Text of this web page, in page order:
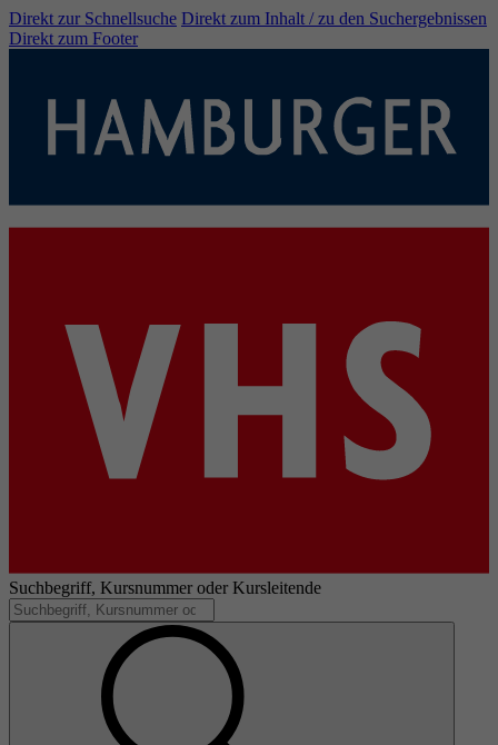
Direkt zur Schnellsuche Direkt zum Inhalt / zu den Suchergebnissen
Direkt zum Footer
Suchbegriff, Kursnummer oder Kursleitende